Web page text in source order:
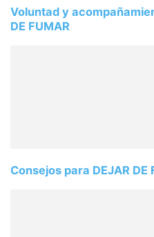
Voluntad y
DE FUMAR
Consejos para DEJAR DE